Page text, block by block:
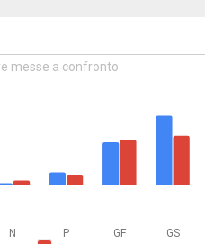
messe a confronto
N P GF GS